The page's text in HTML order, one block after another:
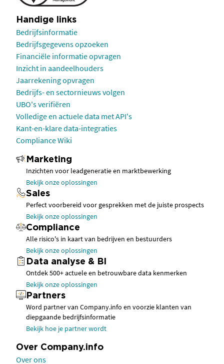
Handige links
Bedrijfsinformatie
Bedrijfsgegevens opzoeken
Financiële informatie opvragen
Inzicht in aandeelhouders
Jaarrekening opvragen
Bedrijfs- en sectornieuws volgen
UBO's verifiëren
Volledige en actuele data met API's
Kant-en-klare data-integraties
Compliance Wiki
Marketing
Inzichten voor leadgeneratie en marktbewerking
Bekijk onze oplossingen
Sales
Perfect voorbereid voor gesprekken met de juiste prospects
Bekijk onze oplossingen
Compliance
Alle risico's in kaart van bedrijven en bestuurders
Bekijk onze oplossingen
Data analyse & BI
Ontdek 500+ actuele en betrouwbare data kenmerken
Bekijk onze oplossingen
Partners
Word partner van Company.info en voorzie klanten van
diepgaande bedrijfsinformatie
Bekijk hoe je partner wordt
Over Company.info
Over ons